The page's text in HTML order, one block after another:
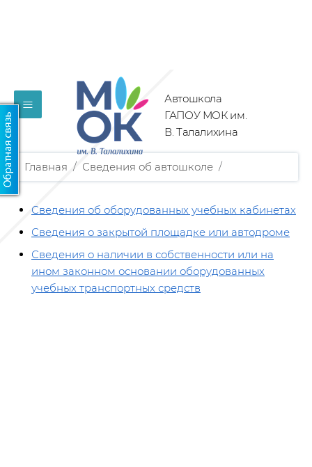
Автошкола
ГАПОУ МОК им.
В. Талалихина
≡
Главная / Сведения об автошколе /
Сведения об оборудованных учебных кабинетах
Сведения о закрытой площадке или автодроме
Сведения о наличии в собственности или на
ином законном основании оборудованных
учебных транспортных средств